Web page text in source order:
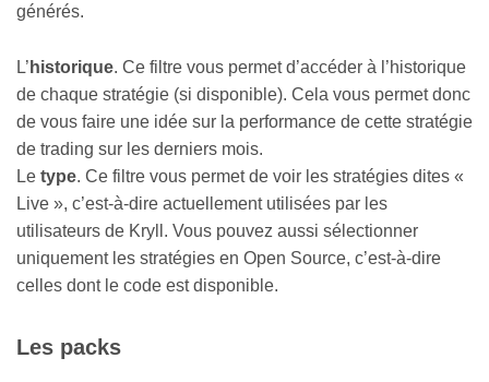
générés.
L’ historique. Ce filtre vous permet d’accéder à l’historique
de chaque stratégie (si disponible). Cela vous permet donc
de vous faire une idée sur la performance de cette stratégie
de trading sur les derniers mois.
Le type. Ce filtre vous permet de voir les stratégies dites «
Live », c’est-à-dire actuellement utilisées par les
utilisateurs de Kryll. Vous pouvez aussi sélectionner
uniquement les stratégies en Open Source, c’est-à-dire
celles dont le code est disponible.
​Les packs